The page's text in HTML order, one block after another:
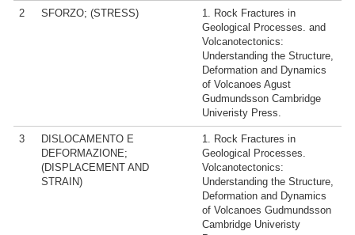
2 SFORZO; (STRESS)
1. Rock Fractures in
Geological Processes. and
Volcanotectonics:
Understanding the Structure,
Deformation and Dynamics
of Volcanoes Agust
Gudmundsson Cambridge
Univeristy Press.
3
DISLOCAMENTO E
DEFORMAZIONE;
(DISPLACEMENT AND
STRAIN)
1. Rock Fractures in
Geological Processes.
Volcanotectonics:
Understanding the Structure,
Deformation and Dynamics
of Volcanoes Gudmundsson
Cambridge Univeristy